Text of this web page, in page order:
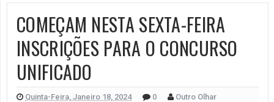
COMEÇAM NESTA SEXTA-FEIRA
INSCRIÇÕES PARA O CONCURSO
UNIFICADO
Quinta-Feira, Janeiro 18, 2024 0 Outro Olhar